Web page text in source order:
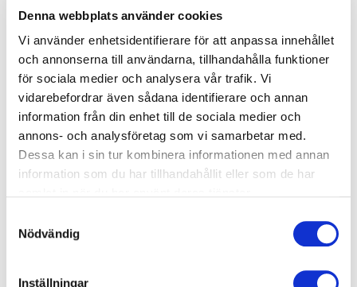
Denna webbplats använder cookies
Vi använder enhetsidentifierare för att anpassa innehållet
och annonserna till användarna, tillhandahålla funktioner
för sociala medier och analysera vår trafik. Vi
vidarebefordrar även sådana identifierare och annan
information från din enhet till de sociala medier och
annons- och analysföretag som vi samarbetar med.
Dessa kan i sin tur kombinera informationen med annan
information som du har tillhandahållit eller som de har
Nödvändig
Inställningar
medicin, humor och musik i
föreläsningar som både
engagerar, utbildar och får
publiken att skratta
arbetsplatser med konkreta
och hållbart välmående.
Hur påverkar etisk stress
verktyg som stärker både
katastrofer? Herman Geijer